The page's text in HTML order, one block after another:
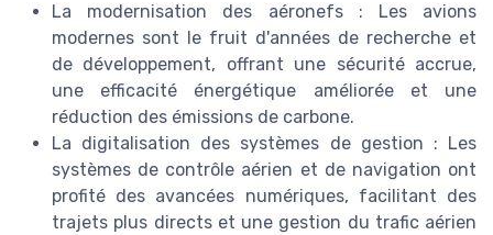
La modernisation des aéronefs : Les avions
modernes sont le fruit d'années de recherche et
de développement, offrant une sécurité accrue,
une efficacité énergétique améliorée et une
réduction des émissions de carbone.
La digitalisation des systèmes de gestion : Les
systèmes de contrôle aérien et de navigation ont
profité des avancées numériques, facilitant des
trajets plus directs et une gestion du trafic aérien